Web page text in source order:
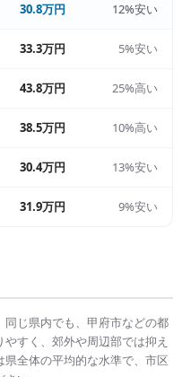
30.8万円 12%安い
33.3万円 5%安い
43.8万円 25%高い
38.5万円 10%高い
30.4万円 13%安い
31.9万円 9%安い
じ県内でも、 甲府市などの都
やすく、郊外や周辺部では抑え
全体の平均的な水準で、市区